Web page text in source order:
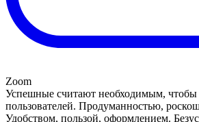
Zoom
Успешные считают необходимым,
пользователей. Продуманностью,
Удобством, пользой, оформлением.